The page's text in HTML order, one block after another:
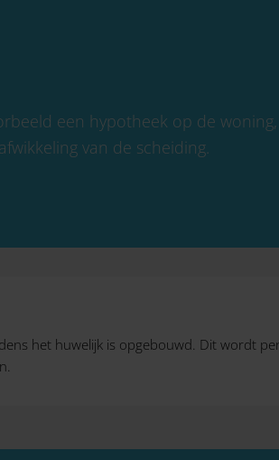
een hypotheek op de woning,
van de scheiding.
het huwelijk is opgebouwd. Dit wordt